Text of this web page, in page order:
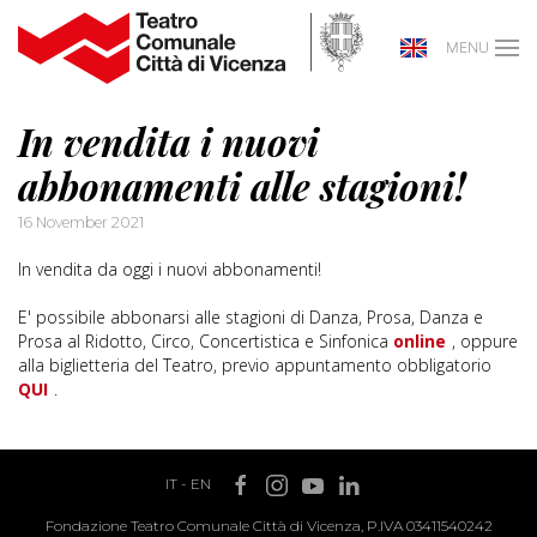
MENU
In vendita i nuovi
abbonamenti alle stagioni!
16 November 2021
In vendita da oggi i nuovi abbonamenti!
E' possibile abbonarsi alle stagioni di Danza, Prosa, Danza e
Prosa al Ridotto, Circo, Concertistica e Sinfonica online , oppure
alla biglietteria del Teatro, previo appuntamento obbligatorio
QUI .
IT- EN
Fondazione Teatro Comunale Città di Vicenza, P.IVA 03411540242